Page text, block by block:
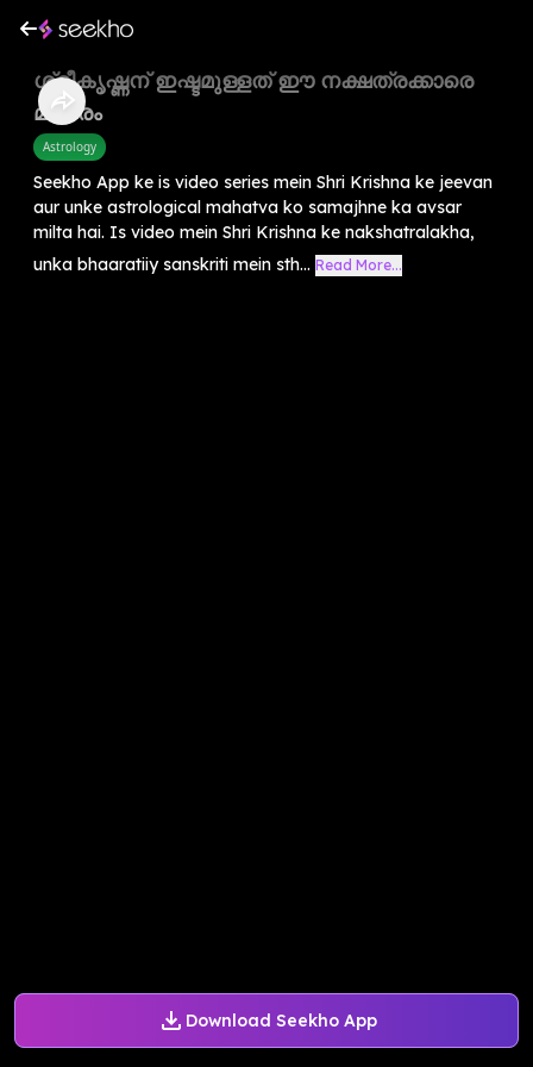
Download Seekho App
ശ്രീകൃഷ്ണന് ഇഷ്ടമുള്ളത് ഈ നക്ഷത്രക്കാരെ
മാത്രം
Astrology
Seekho App ke is video series mein Shri Krishna ke jeevan
aur unke astrological mahatva ko samajhne ka avsar
milta hai. Is video mein Shri Krishna ke nakshatralakha,
unka bhaaratiiy sanskriti mein sth... Read More...